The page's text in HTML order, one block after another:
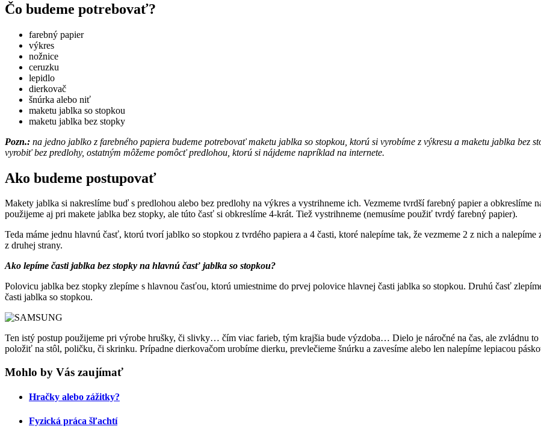
Čo budeme potrebovať?
farebný papier
výkres
nožnice
ceruzku
lepidlo
dierkovač
šnúrka alebo niť
maketu jablka so stopkou
maketu jablka bez stopky
Pozn.: na jedno jablko z farebného papiera budeme potrebovať maketu jablka so stopkou, ktorú si vyrobíme z výkresu a maketu jablka bez
vyrobiť bez predlohy, ostatným môžeme pomôcť predlohou, ktorú si nájdeme napríklad na internete.
Ako budeme postupovať
Makety jablka si nakreslíme buď s predlohou alebo bez predlohy na výkres a vystrihneme ich. Vezmeme tvrdší farebný papier a obkreslíme
použijeme aj pri makete jablka bez stopky, ale túto časť si obkreslíme 4-krát. Tiež vystrihneme (nemusíme použiť tvrdý farebný papier).
Teda máme jednu hlavnú časť, ktorú tvorí jablko so stopkou z tvrdého papiera a 4 časti, ktoré nalepíme tak, že vezmeme 2 z nich a
z druhej strany.
Ako lepíme časti jablka bez stopky na hlavnú časť jablka so stopkou?
Polovicu jablka bez stopky zlepíme s hlavnou časťou, ktorú umiestnime do prvej polovice hlavnej časti jablka so stopkou. Druhú časť
časti jablka so stopkou.
Ten istý postup použijeme pri výrobe hrušky, či slivky… čím viac farieb, tým krajšia bude výzdoba… Dielo je náročné na čas, ale zvládnu
položiť na stôl, poličku, či skrinku. Prípadne dierkovačom urobíme dierku, prevlečieme šnúrku a zavesíme alebo len nalepíme lepiacou
Mohlo by Vás zaujímať
Hračky alebo zážitky?
Fyzická práca šľachtí